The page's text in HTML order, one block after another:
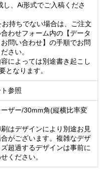
し、Ai形式でご入稿くださ
持ちでない場合は、ご注文
わせフォーム内の【データ
問い合わせ】の手順でお問
さい。
によっては別途書き起こし
となります。
参照
ザー/30mm角(縦横比率変
はデザインにより別途お見
がございます。複雑なデザ
超過するデザインは事前に
ください。